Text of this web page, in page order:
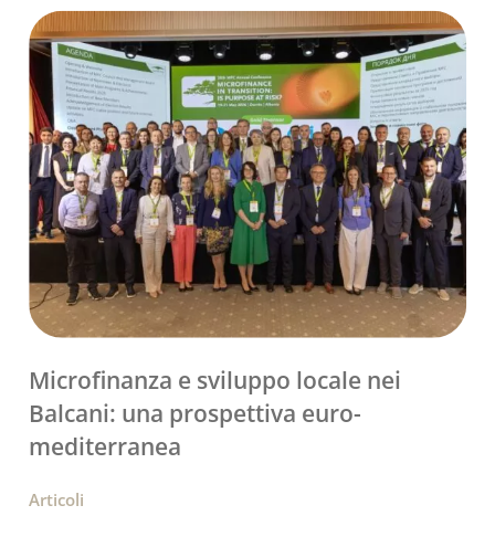
Microfinanza e sviluppo locale nei
Balcani: una prospettiva euro-
mediterranea
Articoli